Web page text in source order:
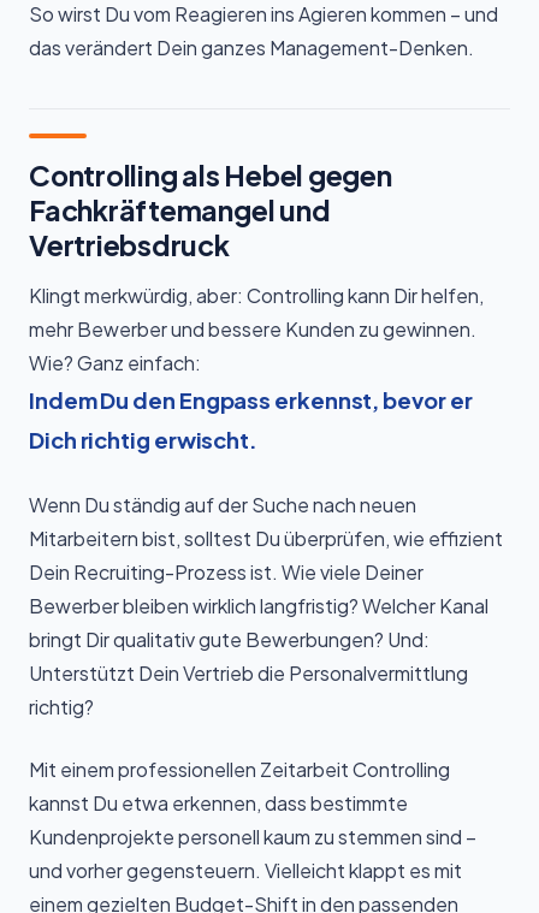
So wirst Du vom Reagieren ins Agieren kommen – und
das verändert Dein ganzes Management-Denken.
Controlling als Hebel gegen
Fachkräftemangel und
Vertriebsdruck
Klingt merkwürdig, aber: Controlling kann Dir helfen,
mehr Bewerber und bessere Kunden zu gewinnen.
Wie? Ganz einfach:
Indem Du den Engpass erkennst, bevor er
Dich richtig erwischt.
Wenn Du ständig auf der Suche nach neuen
Mitarbeitern bist, solltest Du überprüfen, wie effizient
Dein Recruiting-Prozess ist. Wie viele Deiner
Bewerber bleiben wirklich langfristig? Welcher Kanal
bringt Dir qualitativ gute Bewerbungen? Und:
Unterstützt Dein Vertrieb die Personalvermittlung
richtig?
Mit einem professionellen Zeitarbeit Controlling
kannst Du etwa erkennen, dass bestimmte
Kundenprojekte personell kaum zu stemmen sind –
und vorher gegensteuern. Vielleicht klappt es mit
einem gezielten Budget-Shift in den passenden